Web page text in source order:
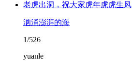
老虎出洞，祝大家虎年虎虎生风
汹涌澎湃的海
1/526
yuanle